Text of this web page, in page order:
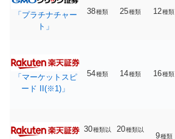
「プラチナチャー
ト」
38種類 25種類 12種類
「マーケットスピ
ード II(※1)」
54種類 14種類 16種類
30種類以 20種類以
9種類